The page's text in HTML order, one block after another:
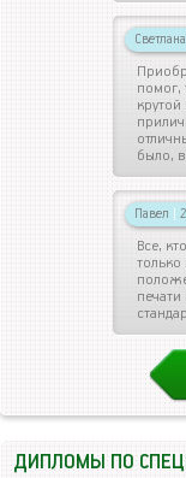
Светлана
помог,
было,
Павел |
Все,
только
ДИПЛОМЫ ПО